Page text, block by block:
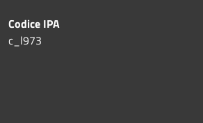
Codice IPA
c_l973